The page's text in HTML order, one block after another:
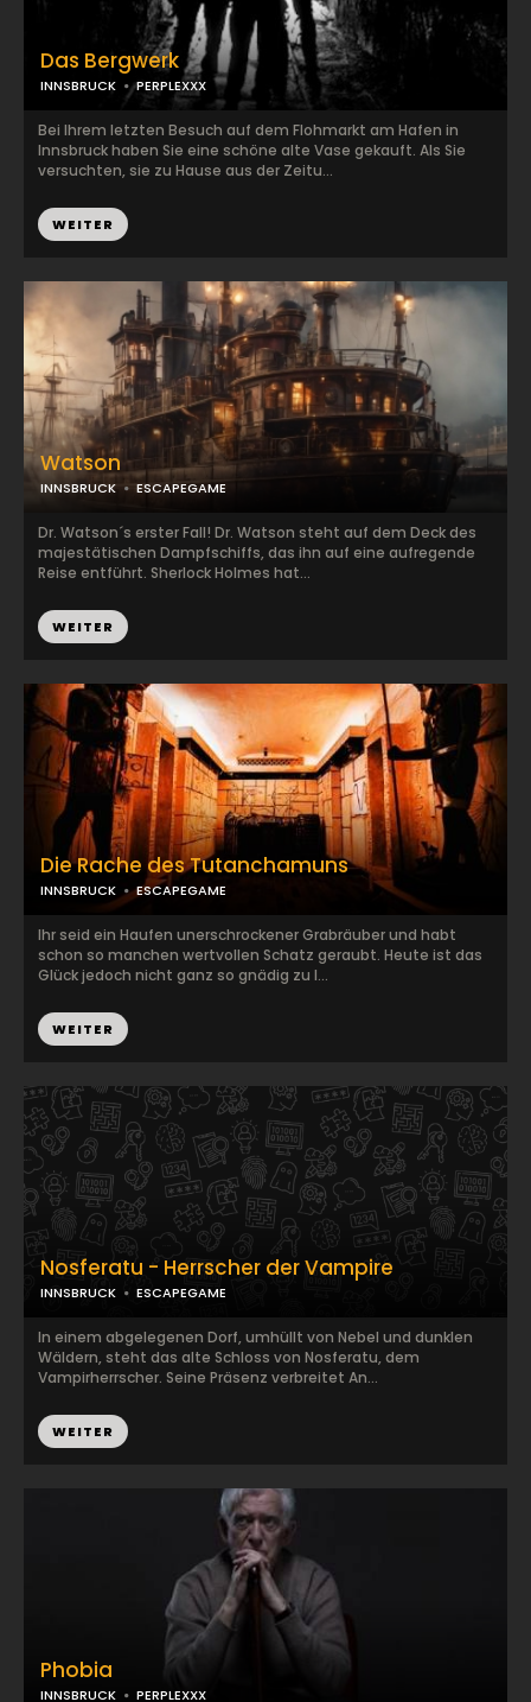
Watson
INNSBRUCK ESCAPEGAME
Dr. Watson´s erster Fall! Dr. Watson steht auf dem Deck des
majestätischen Dampfschiffs, das ihn auf eine aufregende
Reise entführt. Sherlock Holmes hat...
WEITER
Nosferatu - Herrscher der Vampire
INNSBRUCK ESCAPEGAME
In einem abgelegenen Dorf, umhüllt von Nebel und dunklen
Wäldern, steht das alte Schloss von Nosferatu, dem
Vampirherrscher. Seine Präsenz verbreitet An...
WEITER
Das Bergwerk
INNSBRUCK PERPLEXXX
Bei Ihrem letzten Besuch auf dem Flohmarkt am Hafen in
Innsbruck haben Sie eine schöne alte Vase gekauft. Als Sie
versuchten, sie zu Hause aus der Zeitu...
WEITER
Die Rache des Tutanchamuns
INNSBRUCK ESCAPEGAME
Ihr seid ein Haufen unerschrockener Grabräuber und habt
schon so manchen wertvollen Schatz geraubt. Heute ist das
Glück jedoch nicht ganz so gnädig zu I...
WEITER
Phobia
INNSBRUCK PERPLEXXX